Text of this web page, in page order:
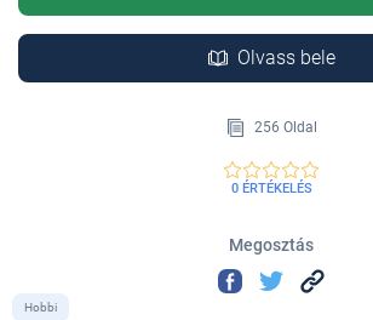
Olvass bele
256 Oldal
0 ÉRTÉKELÉS
Megosztás
Hobbi